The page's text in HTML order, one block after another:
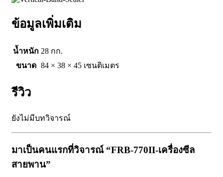
ข้อมูลเพิ่มเติม
น้ำหนัก 28 กก.
ขนาด 84 × 38 × 45 เซนติเมตร
รีวิว
ยังไม่มีบทวิจารณ์
มาเป็นคนแรกที่วิจารณ์ “FRB-770II-เครื่องซีล
สายพาน”